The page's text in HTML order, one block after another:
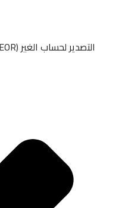
التصدير لحساب الغير (EOR)